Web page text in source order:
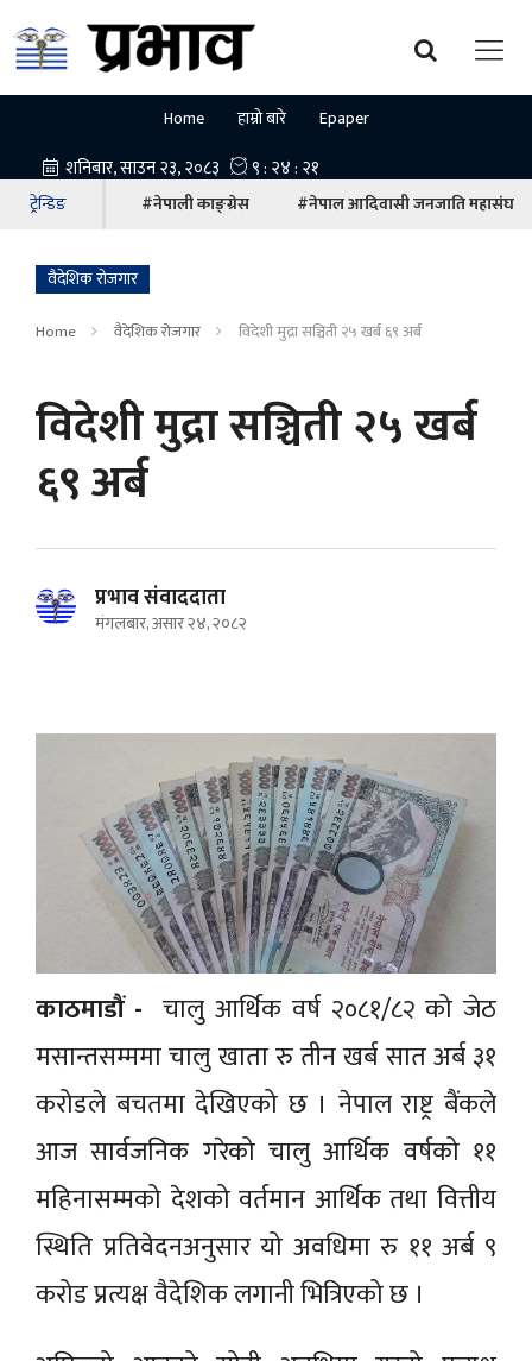
Home हाम्रो बारे Epaper
ट्रेन्डिङ #नेपाली काङ्ग्रेस #नेपाल आदिवासी जनजाति महासंघ
वैदेशिक रोजगार
Home वैदेशिक रोजगार विदेशी मुद्रा सञ्चिती २५ खर्ब ६९ अर्ब
विदेशी मुद्रा सञ्चिती २५ खर्ब
६९ अर्ब
प्रभाव संवाददाता
मंगलबार, असार २४, २०८२
काठमाडौं - चालु आर्थिक वर्ष २०८१/८२ को जेठ
मसान्तसम्ममा चालु खाता रु तीन खर्ब सात अर्ब ३१
करोडले बचतमा देखिएको छ । नेपाल राष्ट्र बैंकले
आज सार्वजनिक गरेको चालु आर्थिक वर्षको ११
महिनासम्मको देशको वर्तमान आर्थिक तथा वित्तीय
स्थिति प्रतिवेदनअनुसार यो अवधिमा रु ११ अर्ब ९
करोड प्रत्यक्ष वैदेशिक लगानी भित्रिएको छ ।